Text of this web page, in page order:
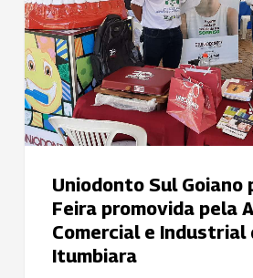
Feira
promovida
pela
Associação
Comercial
e
Industrial
Itumbiara
Uniodonto Sul Goiano
Feira promovida pela
Comercial e Industrial
Itumbiara